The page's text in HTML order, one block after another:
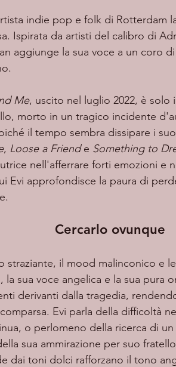
indie pop e folk di Rotterdam
Ispirata da artisti del calibro di
aggiunge la sua voce a un coro
Me, uscito nel luglio 2022, è
morto in un tragico incidente
il tempo sembra dissipare i
, Loose a Friend e Something to
nell'afferrare forti emozioni e
Evi approfondisce la paura di
Cercarlo ovunque
sua voce angelica e la sua pura
derivanti dalla tragedia,
Evi parla della difficoltà
o perlomeno della ricerca di
sua ammirazione per suo
dai toni dolci rafforzano il tono